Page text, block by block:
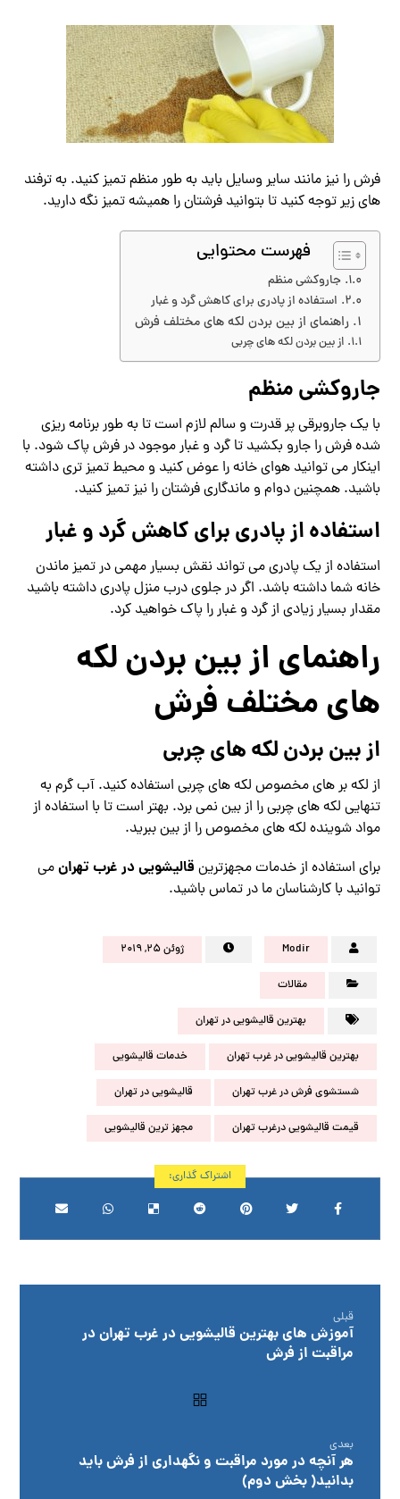
فرش را نیز مانند سایر وسایل باید به طور منظم تمیز کنید. به ترفند
های زیر توجه کنید تا بتوانید فرشتان را همیشه تمیز نگه دارید.
فهرست محتوایی
جاروکشی منظم
استفاده از پادری برای کاهش گرد و غبار
راهنمای از بین بردن لکه های مختلف فرش
از بین بردن لکه های چربی
جاروکشی منظم
با یک جاروبرقی پر قدرت و سالم لازم است تا به طور برنامه ریزی
شده فرش را جارو بکشید تا گرد و غبار موجود در فرش پاک شود. با
اینکار می توانید هوای خانه را عوض کنید و محیط تمیز تری داشته
باشید. همچنین دوام و ماندگاری فرشتان را نیز تمیز کنید.
استفاده از پادری برای کاهش گرد و غبار
استفاده از یک پادری می تواند نقش بسیار مهمی در تمیز ماندن
خانه شما داشته باشد. اگر در جلوی درب منزل پادری داشته باشید
مقدار بسیار زیادی از گرد و غبار را پاک خواهید کرد.
راهنمای از بین بردن لکه
های مختلف فرش
از بین بردن لکه های چربی
از لکه بر های مخصوص لکه های چربی استفاده کنید. آب گرم به
تنهایی لکه های چربی را از بین نمی برد. بهتر است تا با استفاده از
مواد شوینده لکه های مخصوص را از بین ببرید.
برای استفاده از خدمات مجهزترین قالیشویی در غرب تهرانمی
توانید با کارشناسان ما در تماس باشید.
Modir ژوئن ۲۵, ۲۰۱۹
مقالات
بهترین قالیشویی در تهران
بهترین قالیشویی در غرب تهران خدمات قالیشویی
شستشوی فرش در غرب تهران قالیشویی در تهران
قیمت قالیشویی درغرب تهران مجهز ترین قالیشویی
قبلی
آموزش های بهترین قالیشویی در غرب تهران در
مراقبت از فرش
بعدی
هر آنچه در مورد مراقبت و نگهداری از فرش باید
بدانید( بخش دوم)